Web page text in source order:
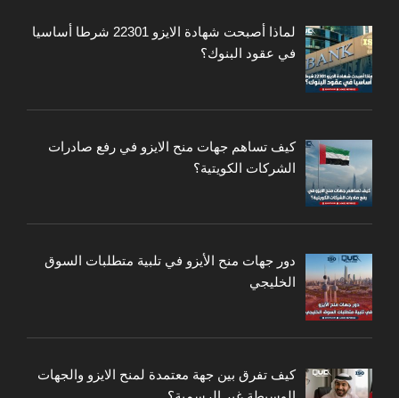
لماذا أصبحت شهادة الايزو 22301 شرطا أساسيا
في عقود البنوك؟
كيف تساهم جهات منح الايزو في رفع صادرات
الشركات الكويتية؟
دور جهات منح الأيزو في تلبية متطلبات السوق
الخليجي
كيف تفرق بين جهة معتمدة لمنح الايزو والجهات